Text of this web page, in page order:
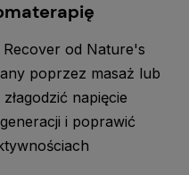
od Nature's
poprzez masaż lub
napięcie
i poprawić